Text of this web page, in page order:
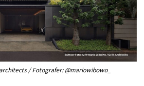
/ Fotografer: @mariowibowo_